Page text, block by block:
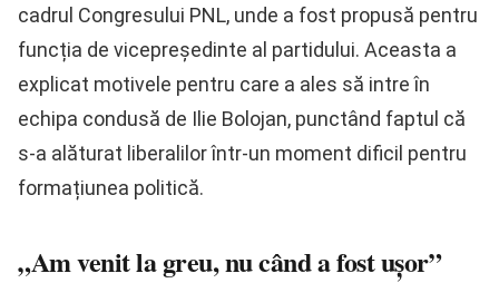
cadrul Congresului PNL, unde a fost propusă pentru
funcția de vicepreședinte al partidului. Aceasta a
explicat motivele pentru care a ales să intre în
echipa condusă de Ilie Bolojan, punctând faptul că
s-a alăturat liberalilor într-un moment dificil pentru
formațiunea politică.
„Am venit la greu, nu când a fost ușor”